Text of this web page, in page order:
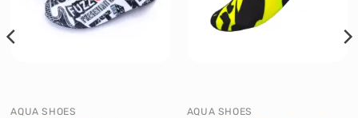
AQUA SHOES AQUA SHOES